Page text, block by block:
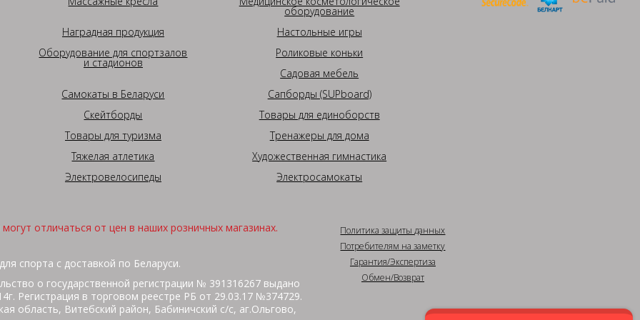
оборудование
Наградная продукция
Настольные игры
Оборудование для спортзалов
и стадионов
Роликовые коньки
Садовая мебель
Самокаты в Беларуси
Сапборды (SUPboard)
Скейтборды
Товары для единоборств
Товары для туризма
Тренажеры для дома
Тяжелая атлетика
Художественная гимнастика
Электровелосипеды
Электросамокаты
отличаться от цен в наших розничных магазинах.
спорта с доставкой по Беларуси.
о государственной регистрации № 391316267 выдано
Регистрация в торговом реестре РБ от 29.03.17 №374729.
область, Витебский район, Бабиничский с/с, аг.Ольгово,
Политика защиты данных
Потребителям на заметку
Гарантия/Экспертиза
Обмен/Возврат